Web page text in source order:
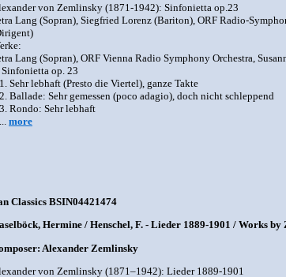
von Zemlinsky (1871-1942): Sinfonietta op.23
Lang (Sopran), Siegfried Lorenz (Bariton), ORF Radio-
Lang (Sopran), ORF Vienna Radio Symphony Orchestra,
Sinfonietta op. 23
Sehr lebhaft (Presto die Viertel), ganze Takte
Ballade: Sehr gemessen (poco adagio), doch nicht schleppend
Rondo: Sehr lebhaft
more
Classics BSIN04421474
Hermine / Henschel, F. - Lieder 1889-1901 / Works
Alexander Zemlinsky
von Zemlinsky (1871–1942): Lieder 1889-1901